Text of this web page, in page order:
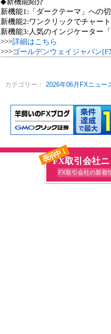
新機能1:「ダークテーマ」への
新機能2:ワンクリックでチャー
新機能3:人気のインジケーター
>>>詳細はこちら
>>>ゴールデンウェイジャパン
カテゴリー： 2026年06月FXニュー
表示中！
FX取引会社
FX取引会社の新着